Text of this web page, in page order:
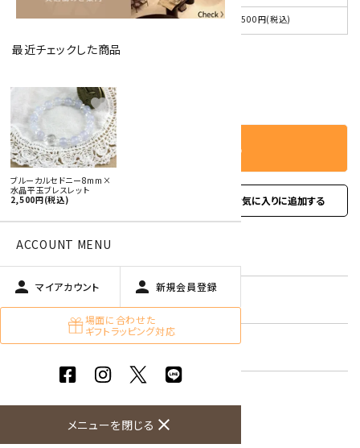
最近チェックした商品
ブルーカルセドニー8mm×
水晶平玉ブレスレット
2,500円(税込)
favorite
ACCOUNT MENU
person マイアカウント person 新規会員登録
場面に合わせた
ギフトラッピング対応
メニューを閉じる close
その他 2,500円(税込)
数量 －
カートに入れる
型番: gbl-174
キーワード: 女性用ブレスレット
オプションの値段詳細
特定商取引法に基づく表記 (返品など)